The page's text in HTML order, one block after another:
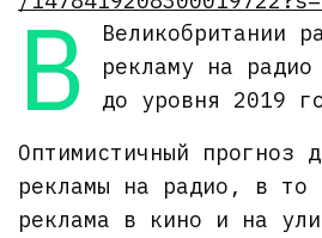
В
Великобритании
рекламу на радио
до уровня 2019
Оптимистичный прогноз
рекламы на радио, в то
реклама в кино и на